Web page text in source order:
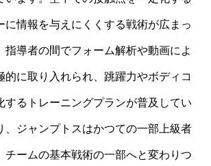
に情報を与えにくくする戦術が広まっ
指導者の間でフォーム解析や動画によ
的に取り入れられ、跳躍力やボディコ
するトレーニングプランが普及してい
、ジャンプトスはかつての一部上級者
チームの基本戦術の一部へと変わりつ